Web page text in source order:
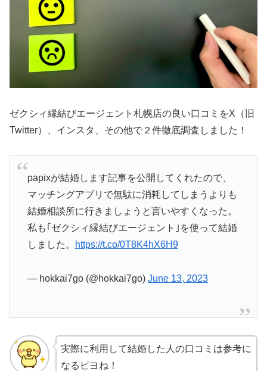
ゼクシィ縁結びエージェント札幌店の良い口コミをX（旧
Twitter）、インスタ、その他で２件徹底調査しました！
papixが結婚します記事を公開してくれたので、
マッチングアプリで無駄に消耗してしまうよりも
結婚相談所に行きましょうと言いやすくなった。
私も｢ゼクシィ縁結びエージェント｣を使って結婚
しました。
https://t.co/0T8K4hX6H9
— hokkai7go (@hokkai7go) June 13, 2023
実際に利用して結婚した人の口コミは参考に
なるピヨね！